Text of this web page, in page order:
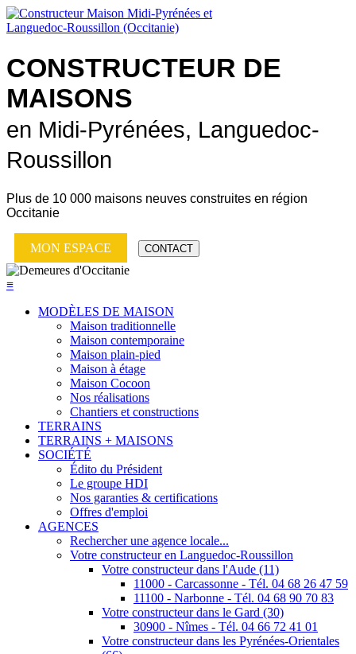
CONSTRUCTEUR DE
MAISONS
en Midi-Pyrénées, Languedoc-
Roussillon
Plus de 10 000 maisons neuves construites en région
Occitanie
MON ESPACE CONTACT
≡
MODÈLES DE MAISON
Maison traditionnelle
Maison contemporaine
Maison plain-pied
Maison à étage
Maison Cocoon
Nos réalisations
Chantiers et constructions
TERRAINS
TERRAINS + MAISONS
SOCIÉTÉ
Édito du Président
Le groupe HDI
Nos garanties & certifications
Offres d'emploi
AGENCES
Rechercher une agence locale...
Votre constructeur en Languedoc-Roussillon
Votre constructeur dans l'Aude (11)
11000 - Carcassonne - Tél. 04 68 26 47 59
11100 - Narbonne - Tél. 04 68 90 70 83
Votre constructeur dans le Gard (30)
30900 - Nîmes - Tél. 04 66 72 41 01
Votre constructeur dans les Pyrénées-Orientales